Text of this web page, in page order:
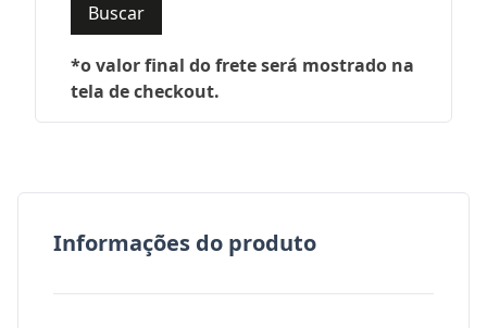
Buscar
*o valor final do frete será mostrado na
tela de checkout.
Informações do produto